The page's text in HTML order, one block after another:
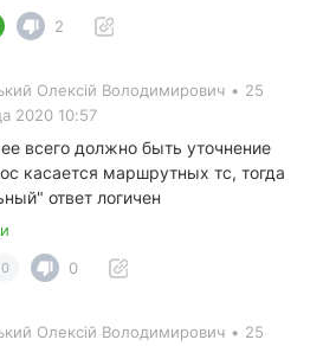
2
Олексій Володимирович • 25
2020 10:57
всего должно быть уточнение
касается маршрутных тс, тогда
ответ логичен
0 0
Олексій Володимирович • 25